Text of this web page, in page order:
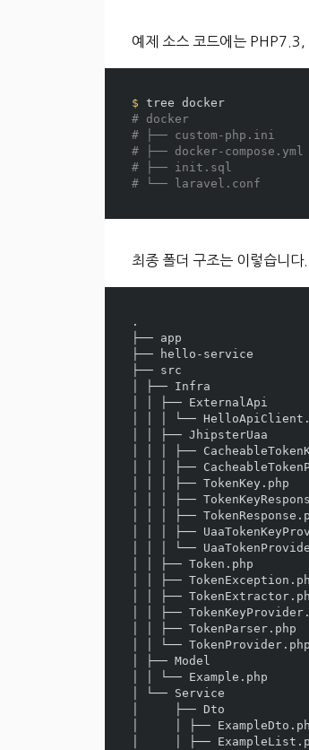
예제 소스 코드에는
$
# docker
# ├── custom-php.ini
# ├── docker-compose.yml
# ├── init.sql            # (
# └── laravel.conf
최종 폴더 구조는 이렇습니다.
.
├──
├── hello-
├── src
│ ├──
│ │ ├── ExternalApi
│ │ │ └──
│ │ ├──
│ │ │ ├──
│ │ │ ├──
│ │ │ ├── TokenKey.php
│ │ │ ├──
│ │ │ ├──
│ │ │ ├──
│ │ │ └──
│ │ ├──
│ │ ├──
│ │ ├──
│ │ ├──
│ │ ├──
│ │ └──
│ ├── Model
│ │ └──
│ └── Service
│     ├── Dto
│     │ ├──
│     │ ├──